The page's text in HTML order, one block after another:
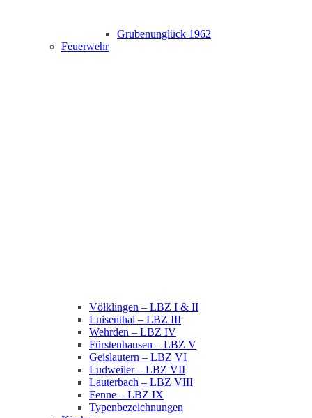
Grubenunglück 1962
Feuerwehr
Völklingen – LBZ I & II
Luisenthal – LBZ III
Wehrden – LBZ IV
Fürstenhausen – LBZ V
Geislautern – LBZ VI
Ludweiler – LBZ VII
Lauterbach – LBZ VIII
Fenne – LBZ IX
Typenbezeichnungen